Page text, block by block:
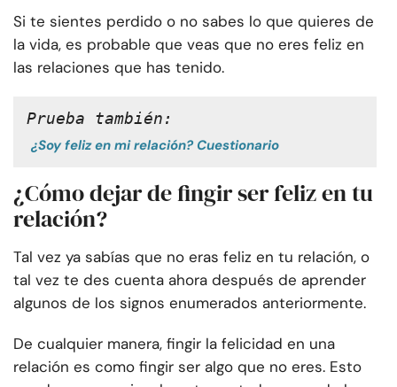
Si te sientes perdido o no sabes lo que quieres de
la vida, es probable que veas que no eres feliz en
las relaciones que has tenido.
Prueba también:
¿Soy feliz en mi relación? Cuestionario
¿Cómo dejar de fingir ser feliz en tu
relación?
Tal vez ya sabías que no eras feliz en tu relación, o
tal vez te des cuenta ahora después de aprender
algunos de los signos enumerados anteriormente.
De cualquier manera, fingir la felicidad en una
relación es como fingir ser algo que no eres. Esto